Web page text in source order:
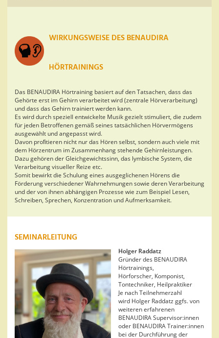
WIRKUNGSWEISE DES BENAUDIRA
HÖRTRAININGS
Das BENAUDIRA Hörtraining basiert auf den Tatsachen, dass das
Gehörte erst im Gehirn verarbeitet wird (zentrale Hörverarbeitung)
und dass das Gehirn trainiert werden kann.
Es wird durch speziell entwickelte Musik gezielt stimuliert, die zudem
für jeden Betroffenen gemäß seines tatsächlichen Hörvermögens
ausgewählt und angepasst wird.
Davon proﬁtieren nicht nur das Hören selbst, sondern auch viele mit
dem Hörzentrum im Zusammenhang stehende Gehirnleistungen.
Dazu gehören der Gleichgewichtssinn, das lymbische System, die
Verarbeitung visueller Reize etc.
Somit bewirkt die Schulung eines ausgeglichenen Hörens die
Förderung verschiedener Wahrnehmungen sowie deren Verarbeitung
und der von ihnen abhängigen Prozesse wie zum Beispiel Lesen,
Schreiben, Sprechen, Konzentration und Aufmerksamkeit.
SEMINARLEITUNG
Holger Raddatz
Gründer des BENAUDIRA
Hörtrainings,
Hörforscher, Komponist,
Tontechniker, Heilpraktiker
Je nach Teilnehmerzahl
wird Holger Raddatz ggfs. von
weiteren erfahrenen
BENAUDIRA Supervisor:innen
oder BENAUDIRA Trainer:innen
bei der Durchführung der